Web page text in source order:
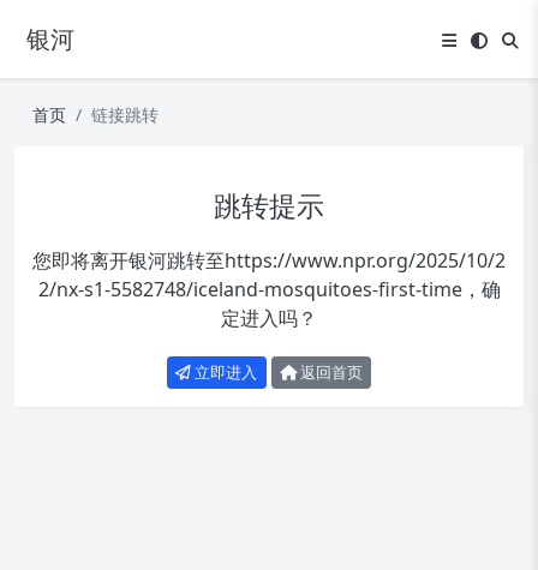
银河
首页 链接跳转
跳转提示
您即将离开银河跳转至https://www.npr.org/2025/10/2
2/nx-s1-5582748/iceland-mosquitoes-first-time，确
定进入吗？
立即进入 返回首页